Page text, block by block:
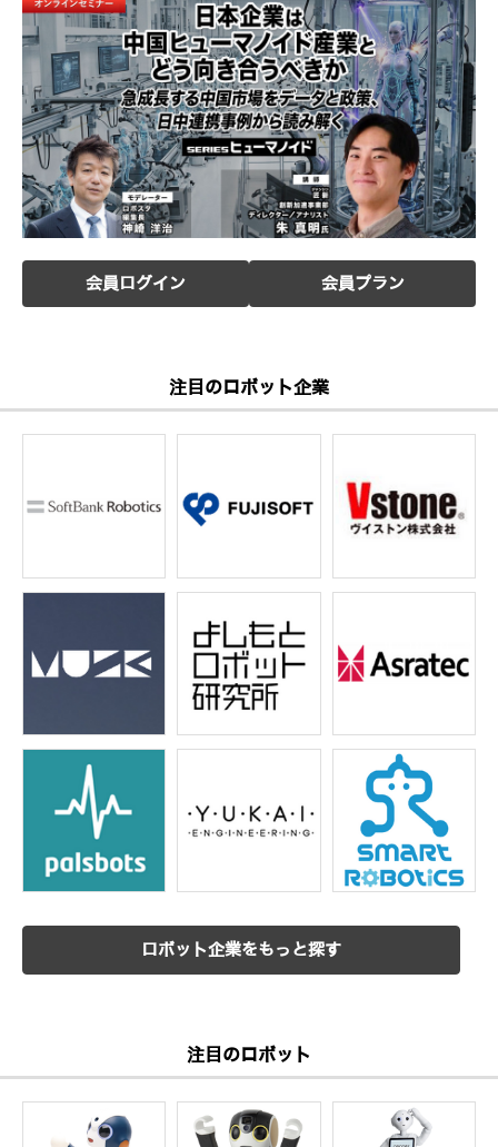
会員ログイン 会員プラン
注目のロボット企業
ロボット企業をもっと探す
注目のロボット